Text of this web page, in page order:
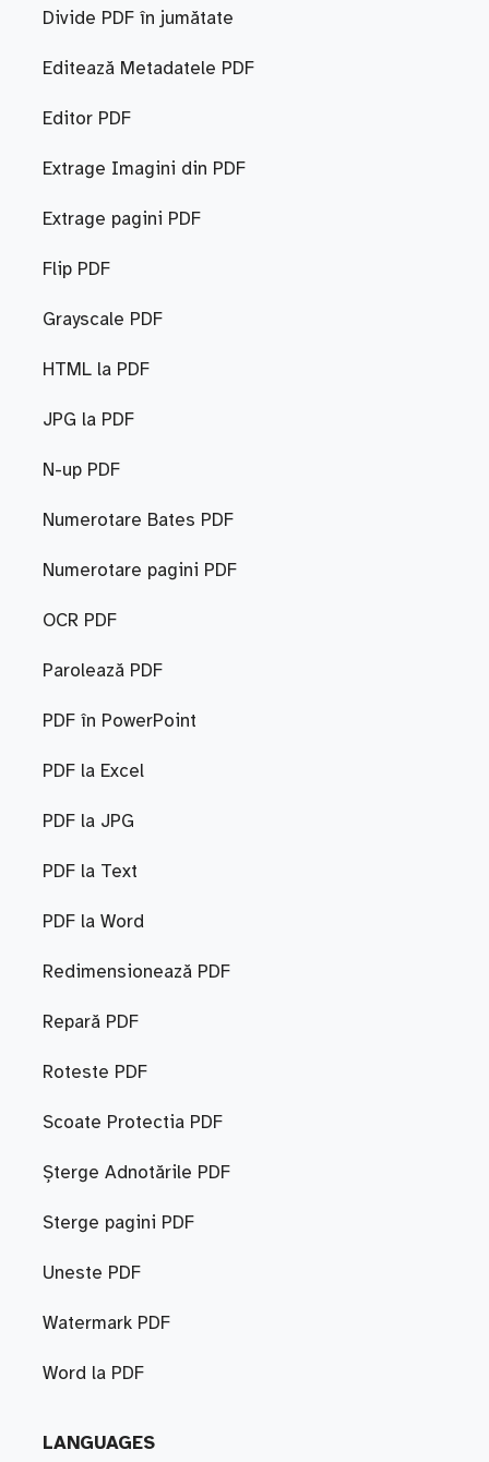
Divide PDF în jumătate
Editează Metadatele PDF
Editor PDF
Extrage Imagini din PDF
Extrage pagini PDF
Flip PDF
Grayscale PDF
HTML la PDF
JPG la PDF
N-up PDF
Numerotare Bates PDF
Numerotare pagini PDF
OCR PDF
Parolează PDF
PDF în PowerPoint
PDF la Excel
PDF la JPG
PDF la Text
PDF la Word
Redimensionează PDF
Repară PDF
Roteste PDF
Scoate Protectia PDF
Șterge Adnotările PDF
Sterge pagini PDF
Uneste PDF
Watermark PDF
Word la PDF
LANGUAGES